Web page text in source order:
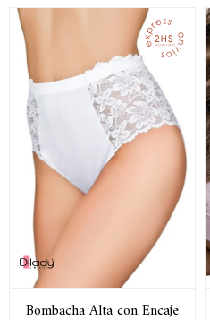
Bombacha Alta con Encaje